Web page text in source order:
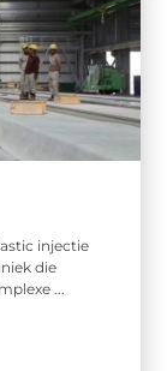
injectie
die
...